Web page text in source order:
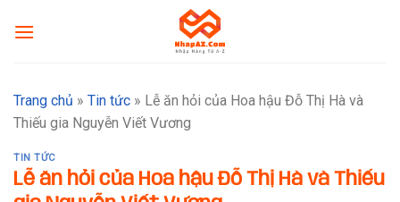
Trang chủ » Tin tức » Lễ ăn hỏi của Hoa hậu Đỗ Thị Hà và
Thiếu gia Nguyễn Viết Vương
TIN TỨC
Lễ ăn hỏi của Hoa hậu Đỗ Thị Hà và Thiếu